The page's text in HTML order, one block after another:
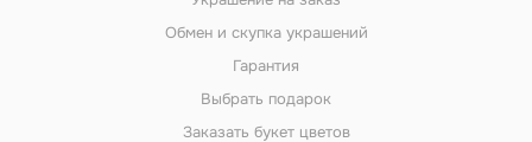
Обмен и скупка украшений
Гарантия
Выбрать подарок
Заказать букет цветов